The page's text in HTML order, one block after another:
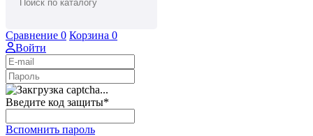
Сравнение 0 Корзина 0
Войти
Введите код защиты*
Вспомнить пароль